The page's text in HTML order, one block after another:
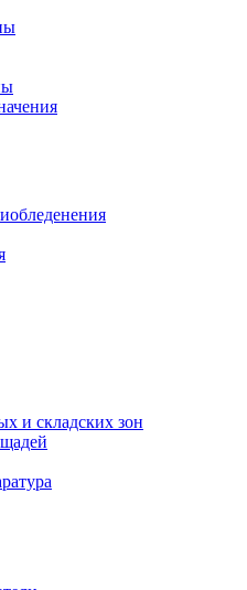
и складских зон